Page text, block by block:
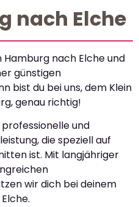
nach Elche
Hamburg nach Elche und
günstigen
bist du bei uns, dem Klein
genau richtig!
und
die speziell auf
ist. Mit langjähriger
wir dich bei deinem